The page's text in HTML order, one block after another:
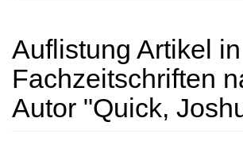
Auflistung Artikel in
Fachzeitschriften
Autor "Quick,